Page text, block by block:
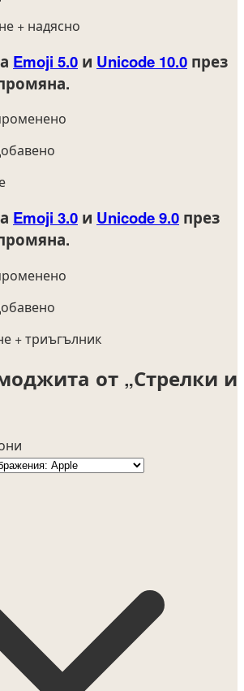
+ надясно
Emoji 5.0 и Unicode 10.0 през
Emoji 3.0 и Unicode 9.0 през
+ триъгълник
от „Стрелки и